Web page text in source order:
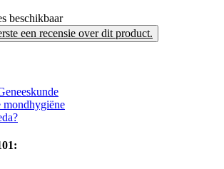
beschikbaar
een recensie over dit product.
mondhygiëne